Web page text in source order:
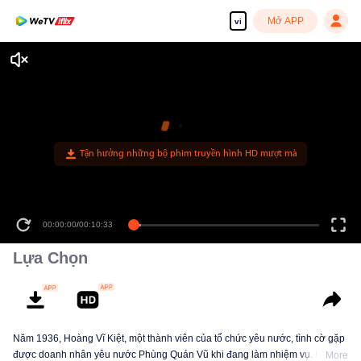
vi Mở APP
Tận hưởng những bộ phim truyền hình HD mượt mà
00:00:00/00:10:33
Lựa Chọn
Năm 1936, Hoàng Vĩ Kiệt, một thành viên của tổ chức yêu nước, tình cờ gặp
được doanh nhân yêu nước Phùng Quán Vũ khi đang làm nhiệm vụ. HaiMore